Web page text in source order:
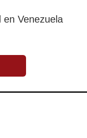
en Venezuela